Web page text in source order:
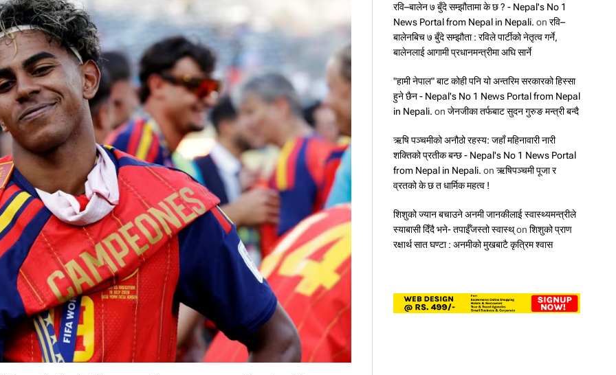
ध्य
इ
न्फा
नो
को
ह
वा
ई
उ
डा
न
९
५
ह
जा
र
कि
मि
या
,
रवि–बालेन ७ बुँदे सम्झौतामा के छ ? - Nepal's No 1
News Portal from Nepal in Nepali. on रवि–
बालेनबिच ७ बुँदे सम्झौता : रविले पार्टीको नेतृत्व गर्ने,
बालेनलाई आगामी प्रधानमन्त्रीमा अघि सार्ने
"हामी नेपाल" बाट कोही पनि यो अन्तरिम सरकारको हिस्सा
हुने छैन - Nepal's No 1 News Portal from Nepal
in Nepali. on जेनजीका तर्फबाट सुदन गुरुङ मन्त्री बन्दै
ऋषि पञ्चमीको अनौठो रहस्य: जहाँ महिनावारी नारी
शक्तिको प्रतीक बन्छ - Nepal's No 1 News Portal
from Nepal in Nepali. on ऋषिपञ्चमी पूजा र
व्रतको के छ त धार्मिक महत्व !
शिशुको ज्यान बचाउने अनमी जानकीलाई स्वास्थ्यमन्त्रीले
स्याबासी दिँदै भने- तपाईँजस्तो स्वास्थ्on शिशुको प्राण
रक्षार्थ सात घण्टा : अनमीको मुखबाटै कृत्रिम श्वास